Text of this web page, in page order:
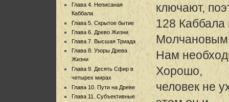
Глава 4. Неписаная
Каббала
Глава 5. Скрытое бытие
Глава 6. Древо Жизни
Глава 7. Высшая Триада
Глава 8. Узоры Древа
Жизни
Глава 9. Десять Сфир в
четырех мирах
Глава 10. Пути на Древе
Глава 11. Субъективные
ключают,
128
Молчановым
Нам
Хорошо,
человек не